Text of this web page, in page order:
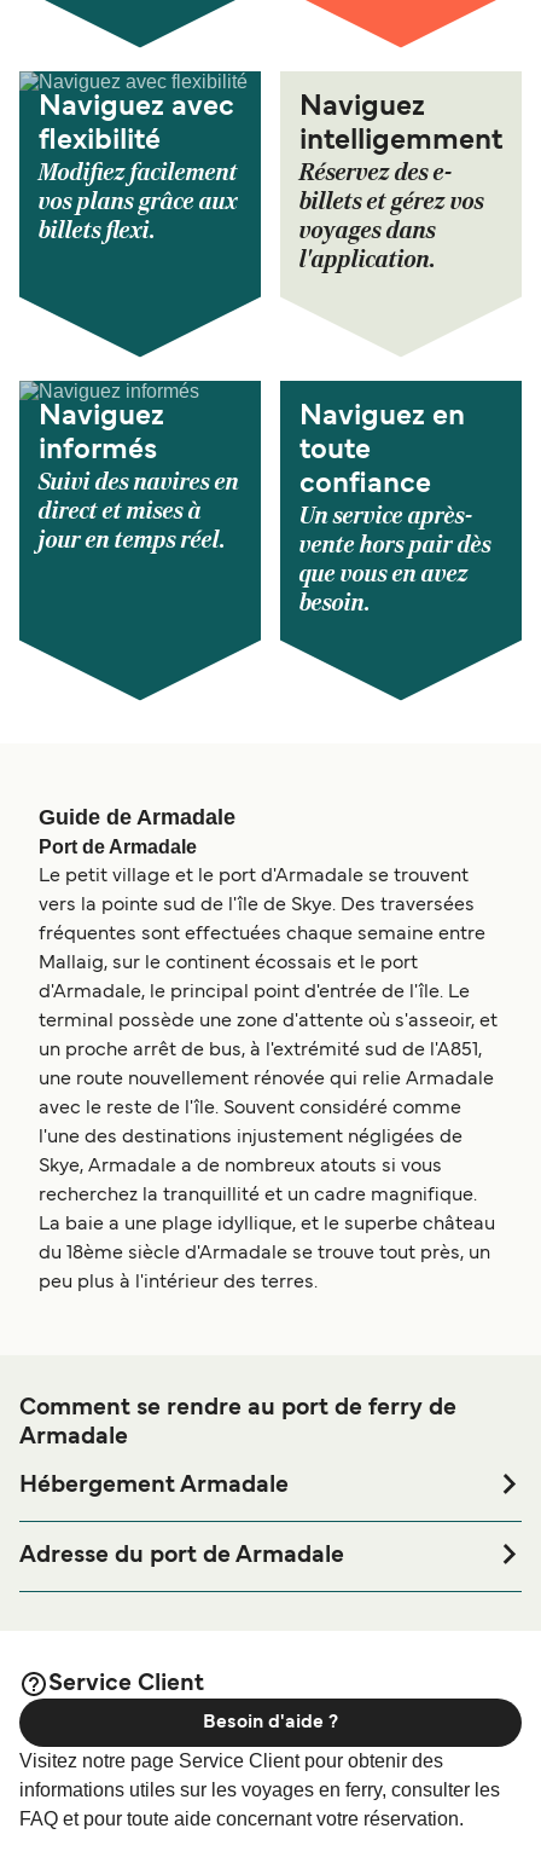
Naviguez avec
flexibilité
Modifiez facilement
vos plans grâce aux
billets flexi.
Naviguez
intelligemment
Réservez des e-
billets et gérez vos
voyages dans
l'application.
Naviguez
informés
Suivi des navires en
direct et mises à
jour en temps réel.
Naviguez en
toute
confiance
Un service après-
vente hors pair dès
que vous en avez
besoin.
Guide de Armadale
Port de Armadale
Le petit village et le port d'Armadale se trouvent
vers la pointe sud de l'île de Skye. Des traversées
fréquentes sont effectuées chaque semaine entre
Mallaig, sur le continent écossais et le port
d'Armadale, le principal point d'entrée de l'île. Le
terminal possède une zone d'attente où s'asseoir, et
un proche arrêt de bus, à l'extrémité sud de l'A851,
une route nouvellement rénovée qui relie Armadale
avec le reste de l'île. Souvent considéré comme
l'une des destinations injustement négligées de
Skye, Armadale a de nombreux atouts si vous
recherchez la tranquillité et un cadre magnifique.
La baie a une plage idyllique, et le superbe château
du 18ème siècle d'Armadale se trouve tout près, un
peu plus à l'intérieur des terres.
Comment se rendre au port de ferry de
Armadale
Hébergement Armadale
Armadale ou à proximité, avant ou après votre voyage ou
si vous êtes à la recherche de logements pour votre séjour,
Adresse du port de Armadale
Service Client
Visitez notre page Service Client pour obtenir des
informations utiles sur les voyages en ferry, consulter les
FAQ et pour toute aide concernant votre réservation.
Besoin d'aide ?